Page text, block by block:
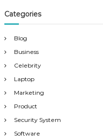
Categories
Blog
Business
Celebrity
Laptop
Marketing
Product
Security System
Software